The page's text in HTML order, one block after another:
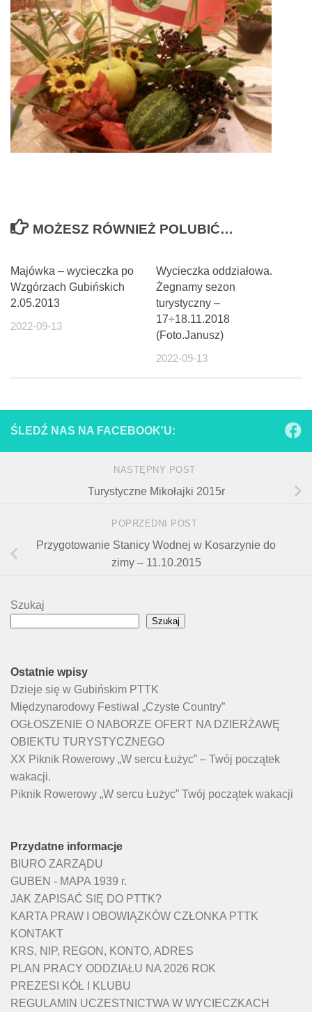
MOŻESZ RÓWNIEŻ POLUBIĆ…
Majówka – wycieczka po
Wzgórzach Gubińskich
2.05.2013
2022-09-13
Wycieczka oddziałowa.
Żegnamy sezon
turystyczny –
17÷18.11.2018
(Foto.Janusz)
2022-09-13
ŚLEDŹ NAS NA FACEBOOK'U:
NASTĘPNY POST
Turystyczne Mikołajki 2015r
POPRZEDNI POST
Przygotowanie Stanicy Wodnej w Kosarzynie do
zimy – 11.10.2015
Szukaj
Szukaj
Ostatnie wpisy
Dzieje się w Gubińskim PTTK
Międzynarodowy Festiwal „Czyste Country”
OGŁOSZENIE O NABORZE OFERT NA DZIERŻAWĘ
OBIEKTU TURYSTYCZNEGO
XX Piknik Rowerowy „W sercu Łużyc” – Twój początek
wakacji.
Piknik Rowerowy „W sercu Łużyc” Twój początek wakacji
Przydatne informacje
BIURO ZARZĄDU
GUBEN - MAPA 1939 r.
JAK ZAPISAĆ SIĘ DO PTTK?
KARTA PRAW I OBOWIĄZKÓW CZŁONKA PTTK
KONTAKT
KRS, NIP, REGON, KONTO, ADRES
PLAN PRACY ODDZIAŁU NA 2026 ROK
PREZESI KÓŁ I KLUBU
REGULAMIN UCZESTNICTWA W WYCIECZKACH